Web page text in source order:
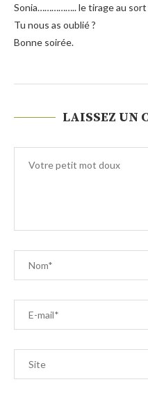
Sonia…………….. le tirage au
Tu nous as oublié ?
Bonne soirée.
LAISSEZ UN